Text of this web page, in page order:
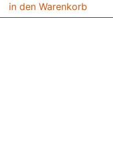
in den Warenkorb